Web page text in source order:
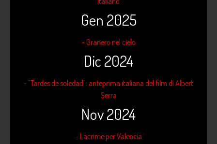
Gen 2025
- Granero nel cielo
Dic 2024
- "Tardes de soledad": anteprima italiana del film di Albert
Serra
Nov 2024
- Lacrime per Valencia